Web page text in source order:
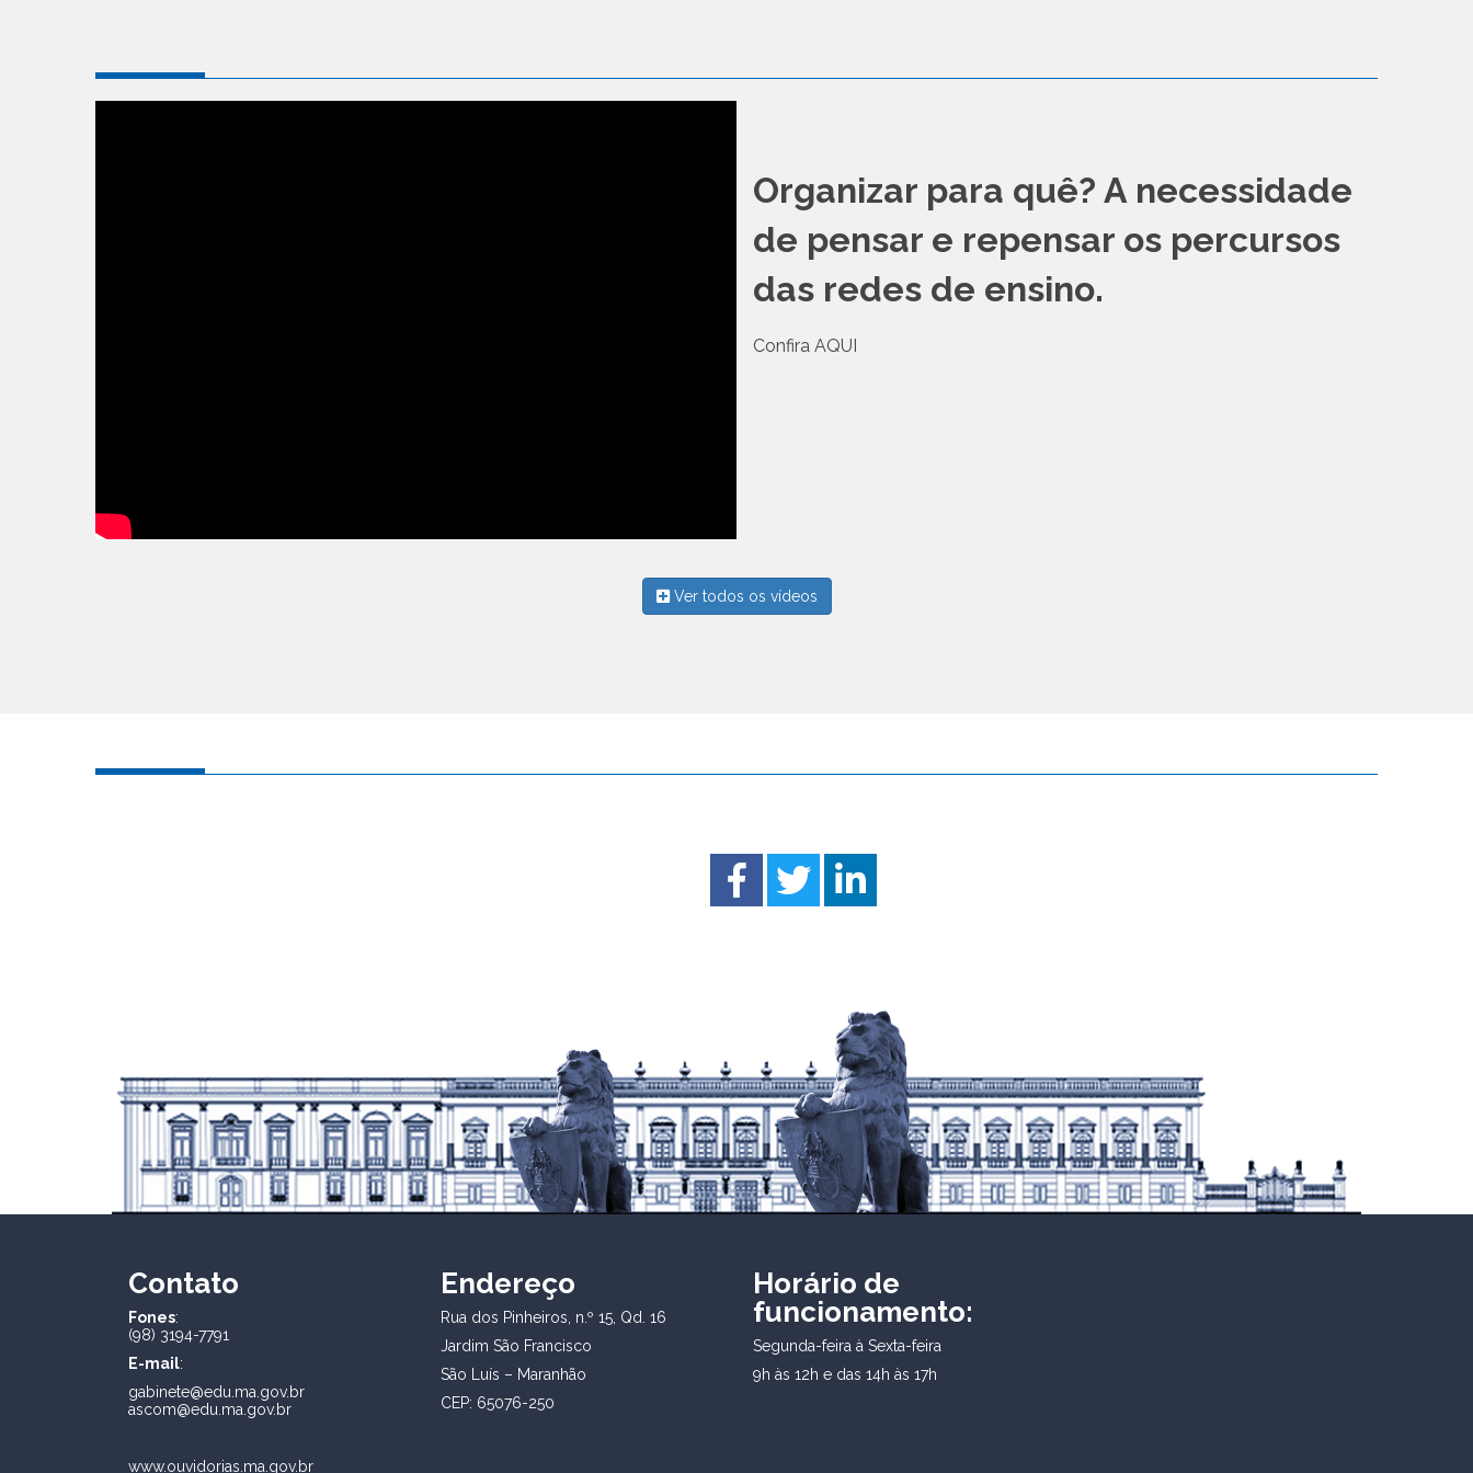
Organizar para quê? A necessidade
de pensar e repensar os percursos
das redes de ensino.
Confira AQUI
Ver todos os vídeos
Contato
Fones:
(98) 3194-7791
E-mail:
gabinete@edu.ma.gov.br
ascom@edu.ma.gov.br
www.ouvidorias.ma.gov.br
Endereço
Rua dos Pinheiros, n.º 15, Qd. 16
Jardim São Francisco
São Luís – Maranhão
CEP: 65076-250
Horário de
funcionamento:
Segunda-feira à Sexta-feira
9h às 12h e das 14h às 17h